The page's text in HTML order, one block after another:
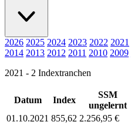
2026 2025 2024 2023 2022 2021
2014 2013 2012 2011 2010 2009
2021 - 2 Indextranchen
Datum Index
SSM
ungelernt
01.10.2021 855,62 2.256,95 €